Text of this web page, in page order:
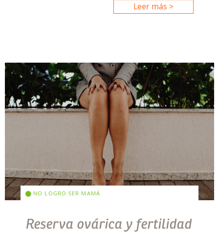
Leer más >
NO LOGRO SER MAMÁ
Reserva ovárica y fertilidad